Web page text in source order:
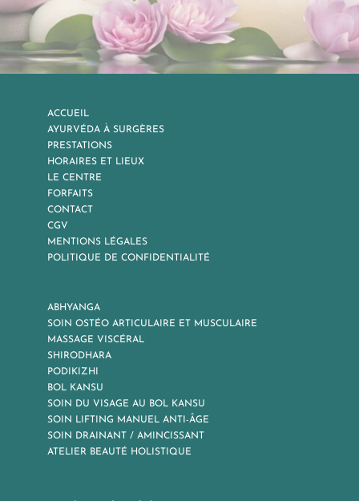
ACCUEIL
AYURVÉDA À SURGÈRES
PRESTATIONS
HORAIRES ET LIEUX
LE CENTRE
FORFAITS
CONTACT
CGV
MENTIONS LÉGALES
POLITIQUE DE CONFIDENTIALITÉ
ABHYANGA
SOIN OSTÉO ARTICULAIRE ET MUSCULAIRE
MASSAGE VISCÉRAL
SHIRODHARA
PODIKIZHI
BOL KANSU
SOIN DU VISAGE AU BOL KANSU
SOIN LIFTING MANUEL ANTI-ÂGE
SOIN DRAINANT / AMINCISSANT
ATELIER BEAUTÉ HOLISTIQUE